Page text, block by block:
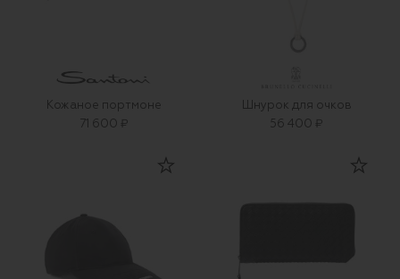
Кожаное портмоне
71 600 ₽
Шнурок для очков
56 400 ₽